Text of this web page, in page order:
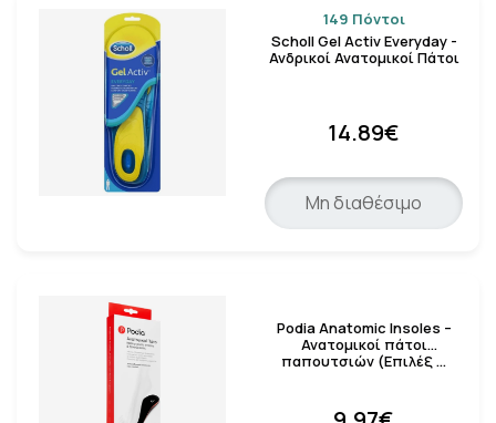
149 Πόντοι
Scholl Gel Activ Everyday -
Ανδρικοί Ανατομικοί Πάτοι
14.89€
Μη διαθέσιμο
Podia Anatomic Insoles –
Ανατομικοί πάτοι
παπουτσιών (Επιλέξ …